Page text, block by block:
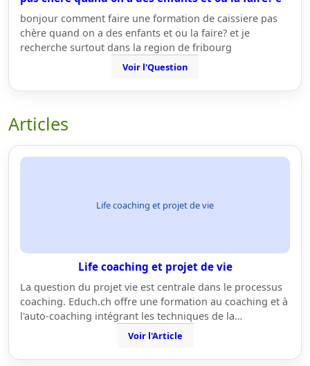
bonjour comment faire une formation de caissiere pas
chère quand on a des enfants et ou la faire? et je
recherche surtout dans la region de fribourg
Voir l'Question
Articles
Life coaching et projet de vie
Life coaching et projet de vie
La question du projet vie est centrale dans le processus
coaching. Educh.ch offre une formation au coaching et à
l'auto-coaching intégrant les techniques de la…
Voir l'Article